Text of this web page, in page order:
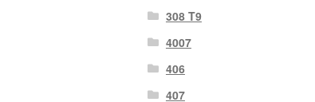
308 T9
4007
406
407